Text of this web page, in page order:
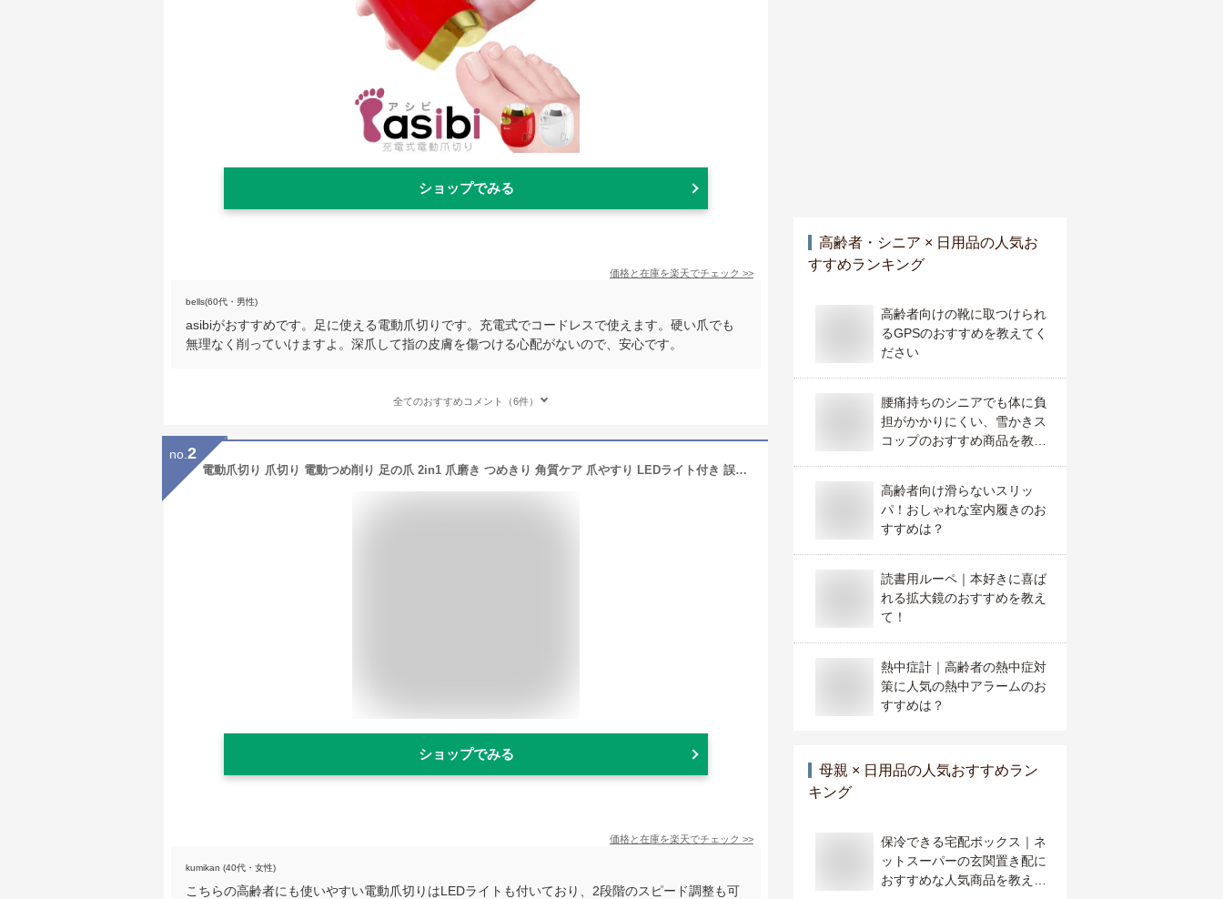
ショップでみる
価格と在庫を楽天でチェック >>
bells(60代・男性)
asibiがおすすめです。足に使える電動爪切りです。充電式でコードレスで使えます。硬い爪でも
無理なく削っていけますよ。深爪して指の皮膚を傷つける心配がないので、安心です。
全てのおすすめコメント（6件）
no. 2
電動爪切り 爪切り 電動つめ削り 足の爪 2in1 爪磨き つめきり 角質ケア 爪やすり LEDライト付き 誤作動防止 静音 巻き爪 厚い爪 爪ケア USB充電式 ワイヤレス 2段階スピード 爪研ぎ 足爪用 赤ちゃん 介護用 高齢者 足用 子供
ショップでみる
価格と在庫を楽天でチェック >>
kumikan (40代・女性)
こちらの高齢者にも使いやすい電動爪切りはLEDライトも付いており、2段階のスピード調整も可
高齢者・シニア × 日用品の人気お
すすめランキング
高齢者向けの靴に取つけられ
るGPSのおすすめを教えてく
ださい
腰痛持ちのシニアでも体に負
担がかかりにくい、雪かきス
コップのおすすめ商品を教え
高齢者向け滑らないスリッ
パ！おしゃれな室内履きのお
すすめは？
読書用ルーペ｜本好きに喜ば
れる拡大鏡のおすすめを教え
て！
熱中症計｜高齢者の熱中症対
策に人気の熱中アラームのお
すすめは？
母親 × 日用品の人気おすすめラン
キング
保冷できる宅配ボックス｜ネ
ットスーパーの玄関置き配に
おすすめな人気商品を教え